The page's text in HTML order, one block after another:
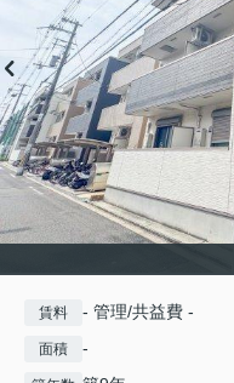
賃料 - 管理/共益費 -
面積 -